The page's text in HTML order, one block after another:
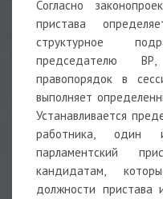
Согласно
пристава
структурное
председателю
правопорядок в
выполняет
Устанавливается
работника,
парламентский
кандидатам,
должности пристава